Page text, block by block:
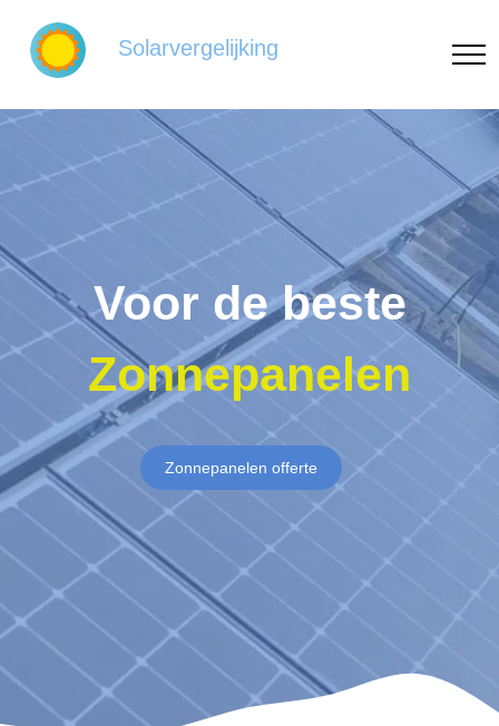
Solarvergelijking
Voor de beste
Zonnepanelen
Zonnepanelen offerte